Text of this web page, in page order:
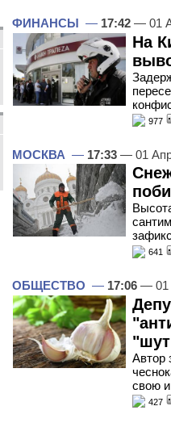
ФИНАНСЫ — 17:42 — 01
На
977
МОСКВА — 17:33 — 01
641
ОБЩЕСТВО — 17:06 — 01
Автор
свою
427